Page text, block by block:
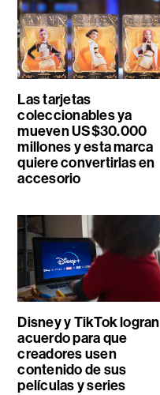
Las tarjetas
coleccionables ya
mueven US$30.000
millones y esta marca
quiere convertirlas en
accesorio
Disney y TikTok logran
acuerdo para que
creadores usen
contenido de sus
películas y series